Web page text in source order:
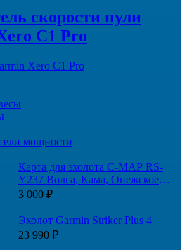
скорости пули
C1 Pro
Xero C1 Pro
мощности
Карта для эхолота C-MAP RS-
Y237 Волга, Кама, Онежское
озеро, и каналы
3 000 ₽
Эхолот Garmin Striker Plus 4
23 990 ₽